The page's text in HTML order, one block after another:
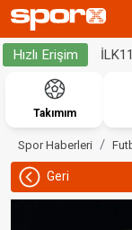
Hızlı Erişim
Takımım
Spor Haberleri
Geri